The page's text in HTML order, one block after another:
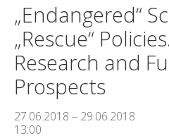
„Endangered“
„Rescue“
Research and
Prospects
27.06.2018 – 29.06.2018
13:00